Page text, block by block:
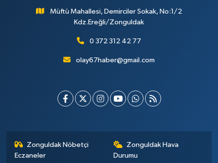
Müftü Mahallesi, Demirciler Sokak, No:1/2
Kdz.Ereğli/Zonguldak
0 372 312 42 77
olay67haber@gmail.com
Zonguldak Nöbetçi
Eczaneler
Zonguldak Hava
Durumu